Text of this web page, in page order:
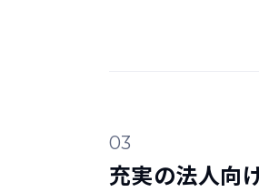
03
充実の法人向